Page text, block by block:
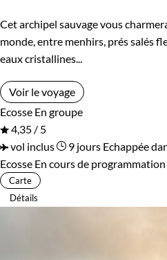
Cet archipel sauvage vous
monde, entre menhirs, prés salés
eaux cristallines...
Voir le voyage
Ecosse En groupe
4,35 / 5
vol inclus
9 jours Echappée
Ecosse En cours de programmation
Carte
Détails